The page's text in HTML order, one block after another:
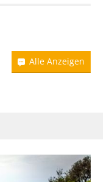
Alle Anzeigen